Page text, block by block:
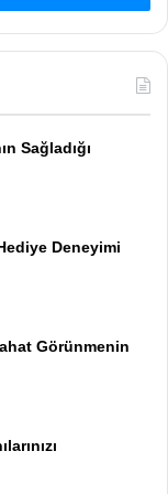
Sağladığı
Deneyimi
Görünmenin